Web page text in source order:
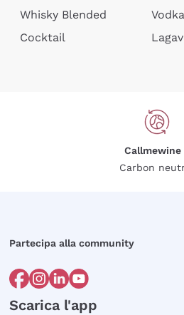
Whisky Blended
Cocktail
Callmewine
Carbon
Partecipa alla community
Scarica l'app